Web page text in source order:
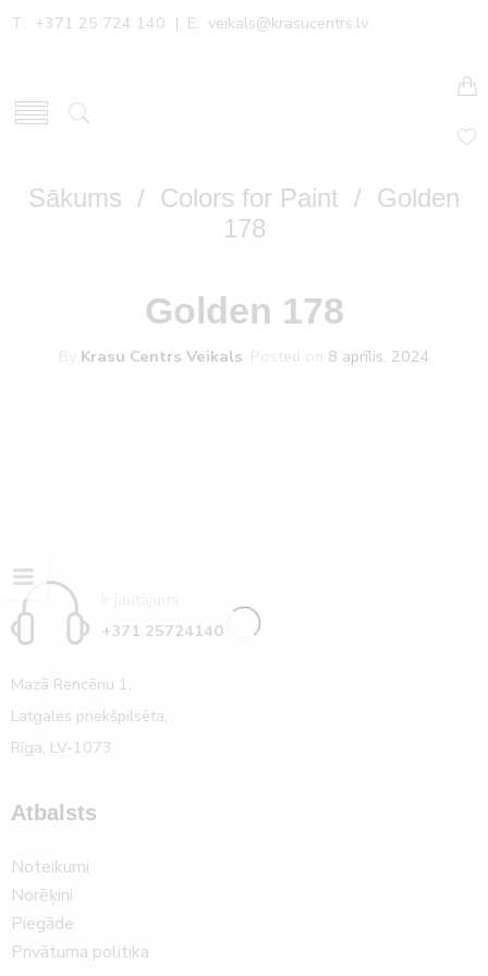
T: +371 25 724 140 | E: veikals@krasucentrs.lv
Sākums / Colors for Paint / Golden
178
Golden 178
By Krasu Centrs Veikals Posted on 8 aprīlis, 2024
+371 25724140
Mazā Rencēnu 1,
Latgales priekšpilsēta,
Rīga, LV-1073
Atbalsts
Noteikumi
Norēķini
Piegāde
Privātuma politika